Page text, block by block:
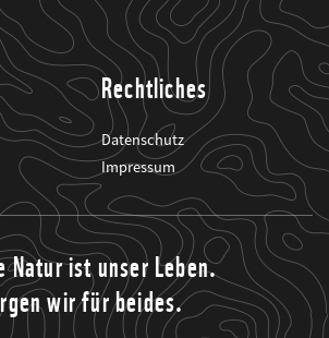
Rechtliches
Datenschutz
Impressum
Natur ist unser Leben.
wir für beides.